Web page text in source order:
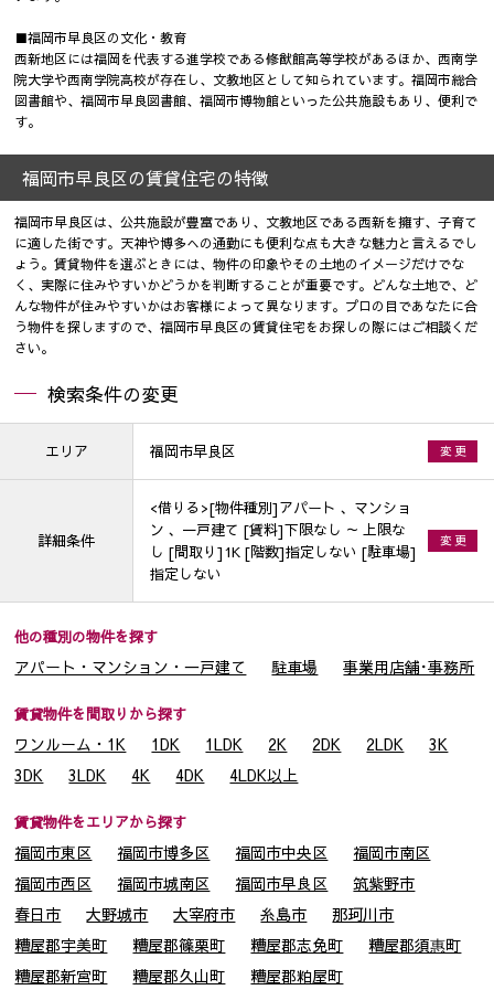
■福岡市早良区の文化・教育
西新地区には福岡を代表する進学校である修猷館高等学校があるほか、西南学
院大学や西南学院高校が存在し、文教地区として知られています。福岡市総合
図書館や、福岡市早良図書館、福岡市博物館といった公共施設もあり、便利で
す。
福岡市早良区の賃貸住宅の特徴
福岡市早良区は、公共施設が豊富であり、文教地区である西新を擁す、子育て
に適した街です。天神や博多への通勤にも便利な点も大きな魅力と言えるでし
ょう。賃貸物件を選ぶときには、物件の印象やその土地のイメージだけでな
く、実際に住みやすいかどうかを判断することが重要です。どんな土地で、ど
んな物件が住みやすいかはお客様によって異なります。プロの目であなたに合
う物件を探しますので、福岡市早良区の賃貸住宅をお探しの際にはご相談くだ
さい。
検索条件の変更
エリア 福岡市早良区 変 更
詳細条件
<借りる>[物件種別]アパート 、マンショ
ン 、一戸建て [賃料]下限なし ～ 上限な
し [間取り]1K [階数]指定しない [駐車場]
指定しない
変 更
他の種別の物件を探す
アパート・マンション・一戸建て 駐車場 事業用店舗･事務所
賃貸物件を間取りから探す
ワンルーム・1K 1DK 1LDK 2K 2DK 2LDK
3K
3DK
3LDK 4K 4DK 4LDK以上
賃貸物件をエリアから探す
福岡市東区 福岡市博多区 福岡市中央区
福岡市南区
福岡市西区
福岡市城南区 福岡市早良区
筑紫野市
春日市
大野城市 大宰府市 糸島市
那珂川市
糟屋郡宇美町
糟屋郡篠栗町 糟屋郡志免町
糟屋郡須惠町
糟屋郡新宮町
糟屋郡久山町 糟屋郡粕屋町